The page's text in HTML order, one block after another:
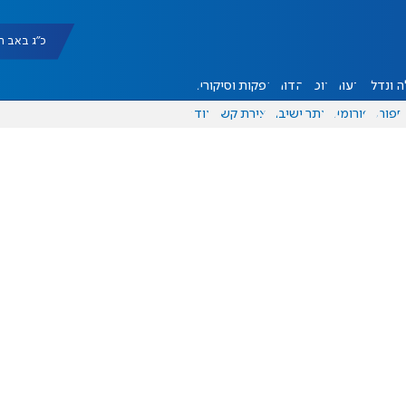
כ"ג באב תשפ"ו
ונדל"ן דעות אוכל יהדות הפקות וסיקורים
ספורט פורומים אתר ישיבה יצירת קשר עוד